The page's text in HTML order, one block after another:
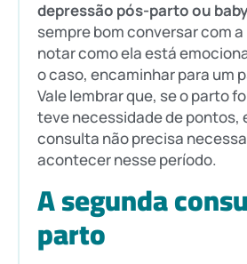
depressão pós-parto ou
sempre bom conversar com
notar como ela está
o caso, encaminhar para um
Vale lembrar que, se o parto
teve necessidade de pontos,
consulta não precisa
acontecer nesse período.
A segunda
parto